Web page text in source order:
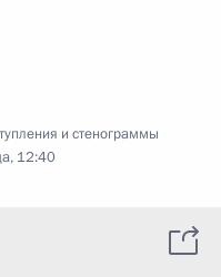
и стенограммы
12:40